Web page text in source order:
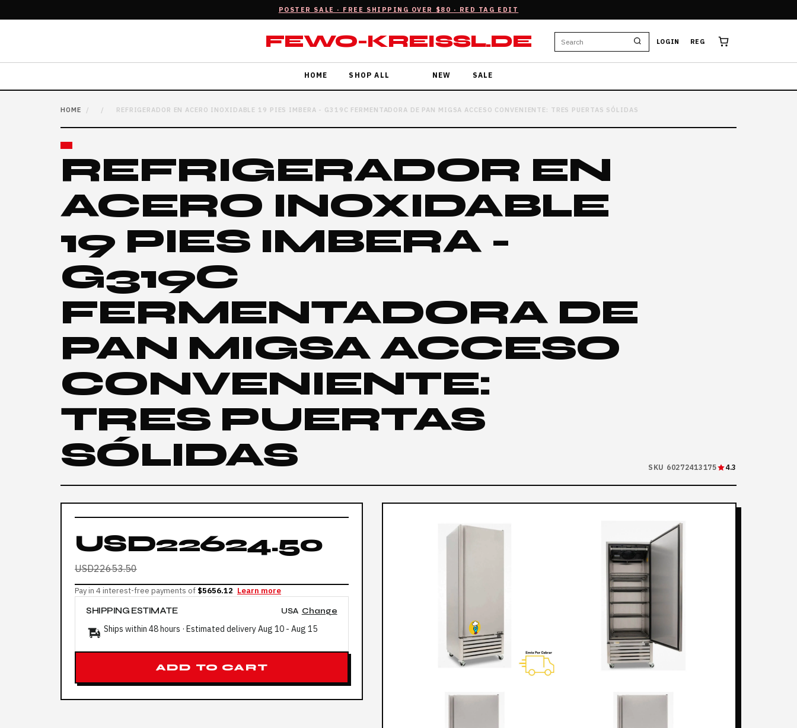
POSTER SALE · FREE SHIPPING OVER $80 · RED TAG EDIT
FEWO-KREISSL.DE LOGIN REG
HOME SHOP ALL NEW SALE
HOME / / REFRIGERADOR EN ACERO INOXIDABLE 19 PIES IMBERA - G319C FERMENTADORA DE PAN MIGSA ACCESO CONVENIENTE: TRES PUERTAS SÓLIDAS
REFRIGERADOR EN
ACERO INOXIDABLE
19 PIES IMBERA -
G319C
FERMENTADORA DE
PAN MIGSA ACCESO
CONVENIENTE:
TRES PUERTAS
SÓLIDAS
SKU 60272413175 4.3
USD22624.50
USD22653.50
Pay in 4 interest-free payments of $5656.12 Learn more
SHIPPING ESTIMATE USA Change
Ships within 48 hours · Estimated deliveryAug 10 - Aug 15
ADD TO CART